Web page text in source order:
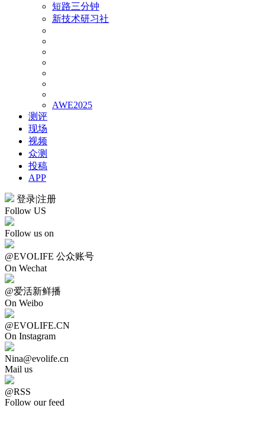
短路三分钟
新技术研习社
AWE2025
测评
现场
视频
众测
投稿
APP
登录|注册
Follow US
Follow us on
@EVOLIFE 公众账号
On Wechat
@爱活新鲜播
On Weibo
@EVOLIFE.CN
On Instagram
Nina@evolife.cn
Mail us
@RSS
Follow our feed